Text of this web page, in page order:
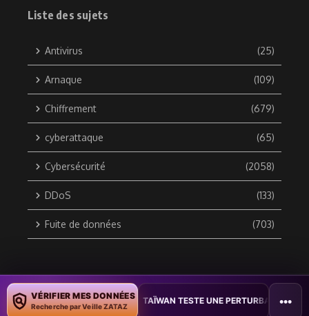
Liste des sujets
Antivirus (25)
Arnaque (109)
Chiffrement (679)
cyberattaque (65)
Cybersécurité (2058)
DDoS (133)
Fuite de données (703)
Copyright © 2010 / 2026 DATA SECURITY BREACH - Groupe
ZATAZ Média
VÉRIFIER MES DONNÉES
Recherche par Veille ZATAZ
• TAÏWAN TESTE UNE PERTURBATION MASSIVE DE
•••